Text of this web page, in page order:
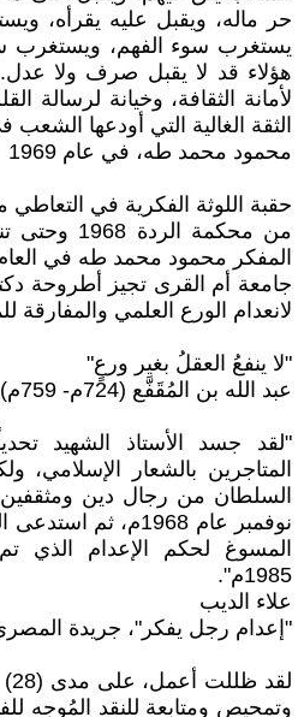
حر ماله، ويقبل عليه يقرأه،
يستغرب سوء الفهم، ويستغرب
هؤلاء قد لا يقبل صرف ولا
لأمانة الثقافة، وخيانة لرسالة
الثقة الغالية التي أودعها الشعب
محمود محمد طه، في عام 1969
حقبة اللوثة الفكرية في التعاطي
من محكمة
المفكر محمود محمد طه في العام
جامعة أم القرى تجيز أطروحة
لانعدام الورع العلمي والمفارقة
"لا ينفعُ العقلُ بغير ورعٍ"
عبد الله بن المُقَفَّع (724م- 759م)
"لقد جسد الأستاذ الشهيد
المتاجرين بالشعار الإسلامي،
السلطان من رجال دين
نوفمبر عام 1968م،
1985م".
علاء الديب
"إعدام رجل يفكر"، جريدة المصري
وتمحيص ومتابعة للنقد المُوجه